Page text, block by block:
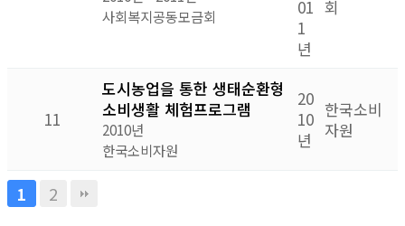
사회복지공동모금회
01
1
년
회
11
도시농업을 통한 생태순환형
소비생활 체험프로그램
2010년
한국소비자원
20
10
년
한국소비
자원
1 2